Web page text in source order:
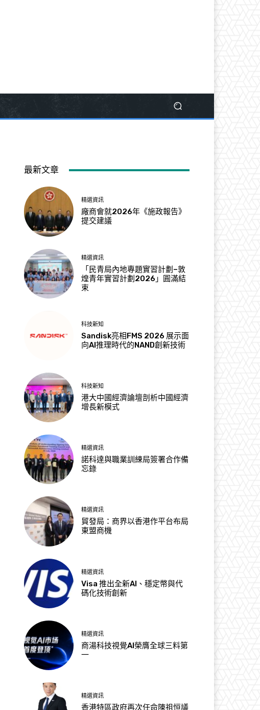
最新文章
精選資訊
廠商會就2026年《施政報告》
提交建議
精選資訊
「民青局內地專題實習計劃–敦
煌青年實習計劃2026」圓滿結
束
科技新知
Sandisk亮相FMS 2026 展示面
向AI推理時代的NAND創新技術
科技新知
港大中國經濟論壇剖析中國經濟
增長新模式
精選資訊
諾科達與職業訓練局簽署合作備
忘錄
精選資訊
貿發局：商界以香港作平台布局
東盟商機
精選資訊
Visa 推出全新AI、穩定幣與代
碼化技術創新
精選資訊
商湯科技視覺AI榮膺全球三料第
一
精選資訊
香港特區政府再次任命陳祖恒議